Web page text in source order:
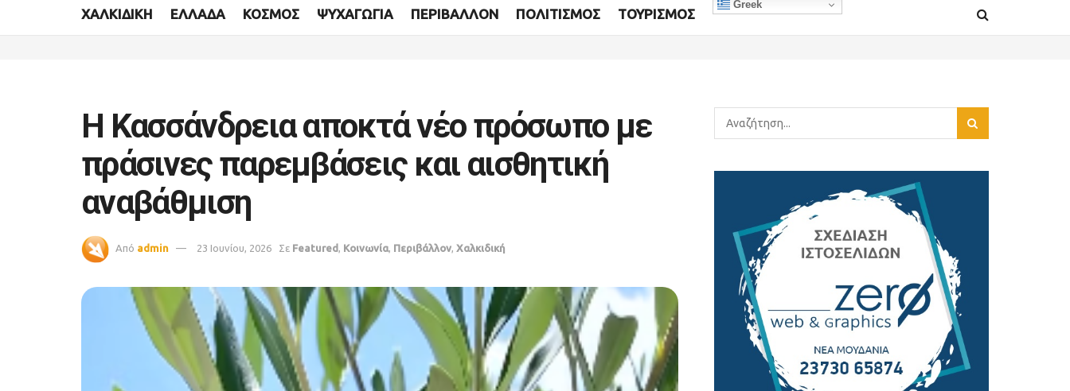
ΧΑΛΚΙΔΙΚΉ ΕΛΛΆΔΑ ΚΌΣΜΟΣ ΨΥΧΑΓΩΓΊΑ ΠΕΡΙΒΆΛΛΟΝ ΠΟΛΙΤΙΣΜΌΣ ΤΟΥΡΙΣΜΌΣ
Greek
Η Κασσάνδρεια αποκτά νέο πρόσωπο με
πράσινες παρεμβάσεις και αισθητική
αναβάθμιση
Από admin 23 Ιουνίου, 2026 Σε Featured Κοινωνία Περιβάλλον Χαλκιδική